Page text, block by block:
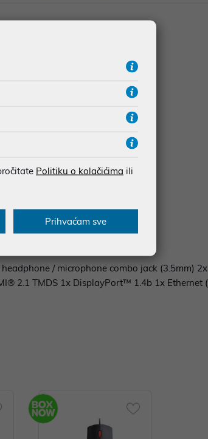
Intel Smart Cache
/ microphone combo jack (3.5mm)
2.1 TMDS 1x DisplayPort™ 1.4b 1x Ethernet
Politiku o kolačićima ili
Prihvaćam sve